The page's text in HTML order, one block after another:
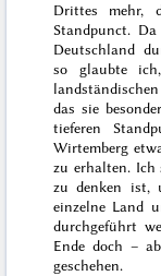
Drittes mehr,
Standpunct. Da
Deutschland
so glaubte
das sie
tieferen
Wirtemberg
zu erhalten.
zu denken ist,
einzelne Land
durchgeführt
Ende doch –
geschehen.